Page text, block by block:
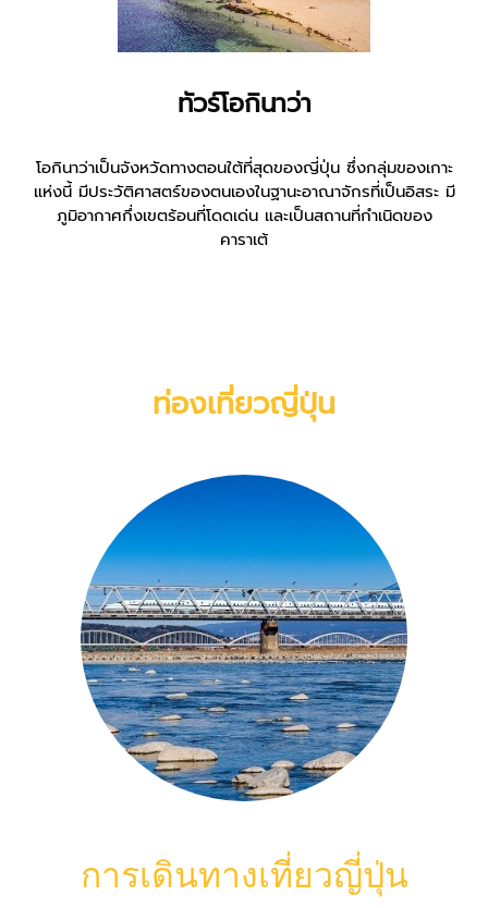
ทัวร์โอกินาว่า
โอกินาว่าเป็นจังหวัดทางตอนใต้ที่สุดของญี่ปุ่น ซึ่งกลุ่มของเกาะ
แห่งนี้ มีประวัติศาสตร์ของตนเองในฐานะอาณาจักรที่เป็นอิสระ มี
ภูมิอากาศกึ่งเขตร้อนที่โดดเด่น และเป็นสถานที่กำเนิดของ
คาราเต้
ท่องเที่ยวญี่ปุ่น
การเดินทางเที่ยวญี่ปุ่น